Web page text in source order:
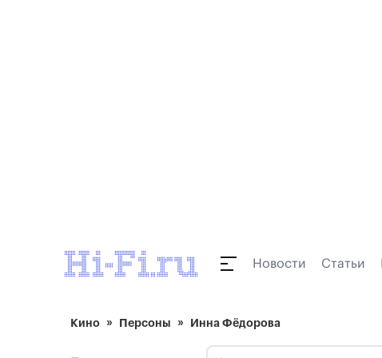
Новости Статьи
Кино Персоны Инна Фёдорова